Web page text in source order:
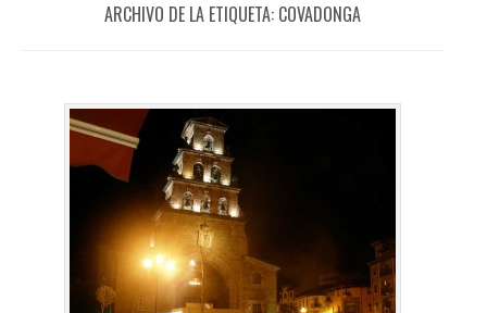
ARCHIVO DE LA ETIQUETA: COVADONGA